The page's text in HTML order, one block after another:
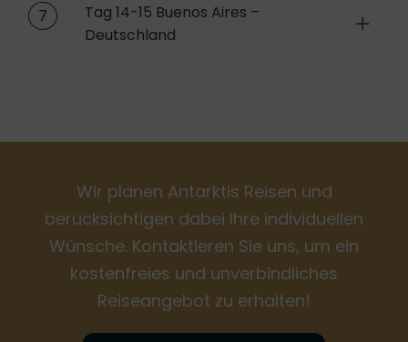
7
Tag 14-15 Buenos Aires –
Deutschland
Wir planen Antarktis Reisen und
berücksichtigen dabei Ihre individuellen
Wünsche. Kontaktieren Sie uns, um ein
kostenfreies und unverbindliches
Reiseangebot zu erhalten!